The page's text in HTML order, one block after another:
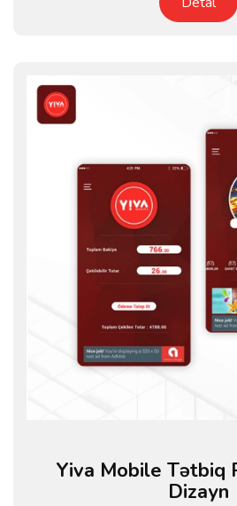
Yiva Mobile Tətbiq
Dizayn